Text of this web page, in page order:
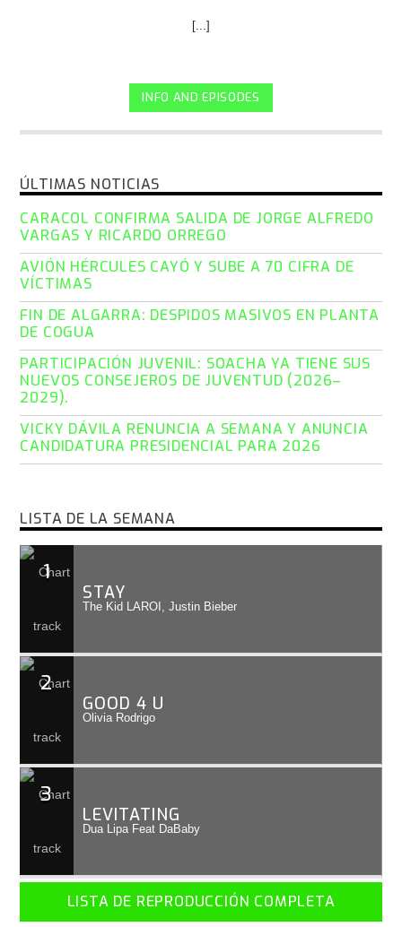
[...]
INFO AND EPISODES
ÚLTIMAS NOTICIAS
CARACOL CONFIRMA SALIDA DE JORGE ALFREDO
VARGAS Y RICARDO ORREGO
AVIÓN HÉRCULES CAYÓ Y SUBE A 70 CIFRA DE
VÍCTIMAS
FIN DE ALGARRA: DESPIDOS MASIVOS EN PLANTA
DE COGUA
PARTICIPACIÓN JUVENIL: SOACHA YA TIENE SUS
NUEVOS CONSEJEROS DE JUVENTUD (2026–
2029).
VICKY DÁVILA RENUNCIA A SEMANA Y ANUNCIA
CANDIDATURA PRESIDENCIAL PARA 2026
LISTA DE LA SEMANA
1
STAY
The Kid LAROI, Justin Bieber
2
GOOD 4 U
Olivia Rodrigo
3
LEVITATING
Dua Lipa Feat DaBaby
LISTA DE REPRODUCCIÓN COMPLETA